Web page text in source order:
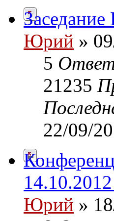
Юрий »
5
21235
22/09/
14.10.2012
Юрий »